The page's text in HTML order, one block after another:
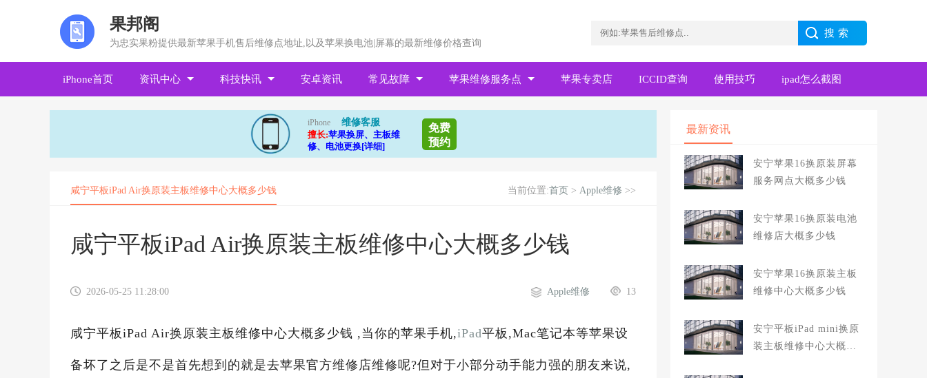
果邦阁
为忠实果粉提供最新苹果手机售后维修点地址,以及苹果换电池|屏幕的最新维修价格查询
iPhone首页 资讯中心 科技快讯 安卓资讯 常见故障 苹果维修服务点 苹果专卖店 ICCID查询 使用技巧 ipad怎么截图
iPhone
维修客服
擅长:苹果换屏、主板维
修、电池更换[详细]
免费
预约
咸宁平板iPad Air换原装主板维修中心大概多少钱 当前位置:首页 > Apple维修 >>
咸宁平板iPad Air换原装主板维修中心大概多少钱
2026-05-25 11:28:00 13
Apple维修
咸宁平板iPad Air换原装主板维修中心大概多少钱 ,当你的苹果手机,iPad平板,Mac笔记本等苹果设
备坏了之后是不是首先想到的就是去苹果官方维修店维修呢?但对于小部分动手能力强的朋友来说,
最新资讯
安宁苹果16换原装屏幕
服务网点大概多少钱
安宁苹果16换原装电池
维修店大概多少钱
安宁苹果16换原装主板
维修中心大概多少钱
安宁平板iPad mini换原
装主板维修中心大概多